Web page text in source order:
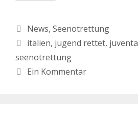
News, Seenotrettung
italien, jugend rettet, juventa
seenotrettung
Ein Kommentar